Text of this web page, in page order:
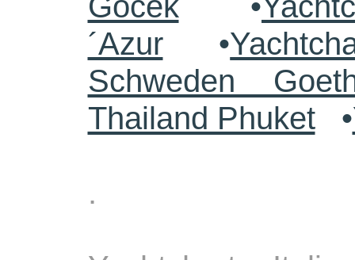
´Azur•
Schweden
Thailand Phuket•
.